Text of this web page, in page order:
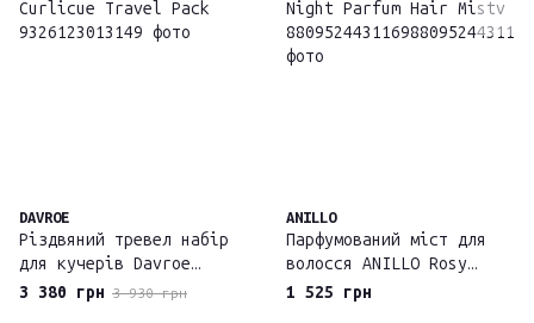
DAVROE
Різдвяний тревел набір
для кучерів Davroe
Curlicue Travel Pack
3 380 грн 3 930 грн
ANILLO
Парфумований міст для
волосся ANILLO Rosy
Night Parfum Hair Mistv
1 525 грн